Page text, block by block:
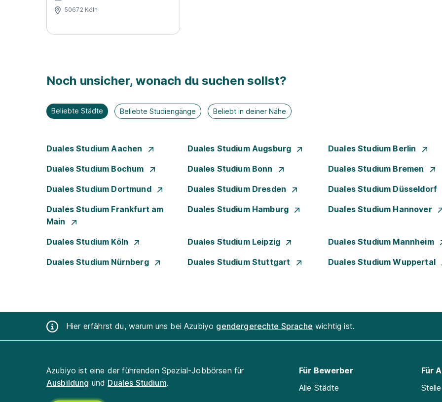
50672 Köln
Noch unsicher, wonach du suchen sollst?
Beliebte Städte Beliebte Studiengänge Beliebt in deiner Nähe
Duales Studium Aachen Duales Studium Augsburg Duales Studium Berlin
Duales Studium Bochum Duales Studium Bonn Duales Studium Bremen
Duales Studium Dortmund Duales Studium Dresden Duales Studium Düsseldorf
Duales Studium Frankfurt am
Main
Duales Studium Hamburg Duales Studium Hannover
Duales Studium Köln Duales Studium Leipzig Duales Studium Mannheim
Duales Studium Nürnberg Duales Studium Stuttgart Duales Studium Wuppertal
Hier erfährst du, warum uns bei Azubiyo gendergerechte Sprache wichtig ist.
Azubiyo ist eine der führenden Spezial-Jobbörsen für
Ausbildung und Duales Studium.
Für Bewerber
Alle Städte
Für